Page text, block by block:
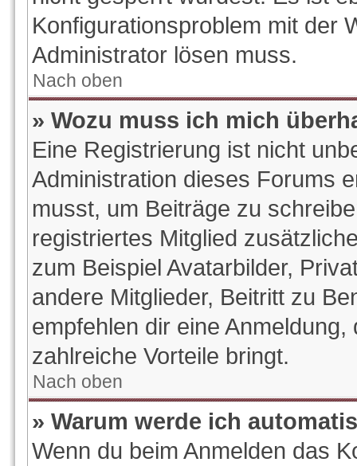
Konfigurationsproblem mit der
Administrator lösen muss.
Nach oben
» Wozu muss ich mich
Eine Registrierung ist nicht
Administration dieses Forums
musst, um Beiträge zu
registriertes Mitglied
zum Beispiel Avatarbilder,
andere Mitglieder, Beitritt zu
empfehlen dir eine
zahlreiche Vorteile bringt.
Nach oben
» Warum werde ich
Wenn du beim Anmelden das